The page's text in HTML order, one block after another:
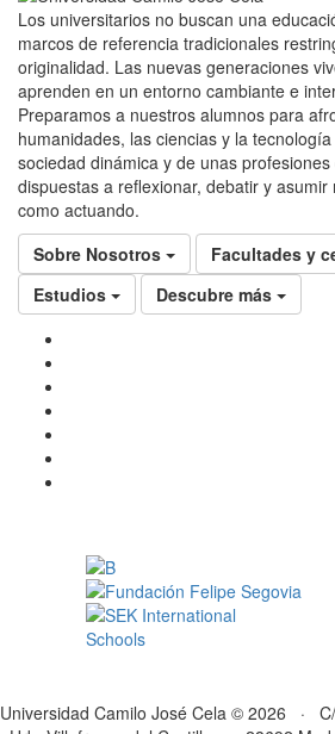
Los universitarios no buscan una
marcos de referencia tradicionales
originalidad. Las nuevas generaciones
aprenden en un entorno cambiante e
Preparamos a nuestros alumnos para
humanidades, las ciencias y la
sociedad dinámica y de unas
dispuestas a reflexionar, debatir y
como actuando.
Sobre Nosotros
Facultades y
Estudios
Descubre más
Universidad Camilo José Cela © 2026 ·